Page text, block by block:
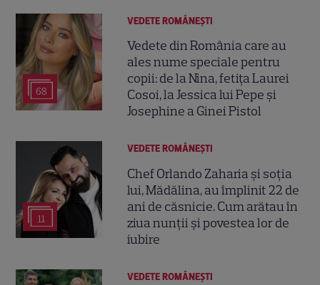
68
VEDETE ROMÂNEŞTI
Vedete din România care au
ales nume speciale pentru
copii: de la Nina, fetița Laurei
Cosoi, la Jessica lui Pepe și
Josephine a Ginei Pistol
11
VEDETE ROMÂNEŞTI
Chef Orlando Zaharia și soția
lui, Mădălina, au împlinit 22 de
ani de căsnicie. Cum arătau în
ziua nunții și povestea lor de
iubire
VEDETE ROMÂNEŞTI